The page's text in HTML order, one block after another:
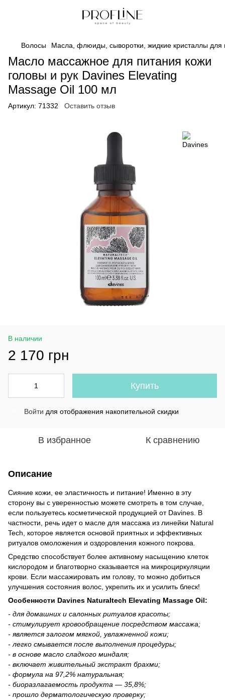
Волосы Масла, флюиды, сыворотки, жидкие кристаллы для
Масло массажное для питания кожи
головы и рук Davines Elevating
Massage Oil 100 мл
Артикул: 71332 Оставить отзыв
В наличии
2 170 грн
Купить
Войти для отображения накопительной скидки
В избранное К сравнению
Описание
Сияние кожи, ее эластичность и питание! Именно в эту
сторону вы с уверенностью можете смотреть в том случае,
если пользуетесь косметической продукцией от Davines. В
частности, речь идет о масле для массажа из линейки Natural
Tech, которое является основой приятных и эффективных
ритуалов омоложения и оздоровления кожного покрова.
Средство способствует более активному насыщению клеток
кислородом и благотворно сказывается на микроциркуляции
крови. Если массажировать им голову, то можно добиться
улучшения состояния волос, укрепить их и усилить блеск!
Особенности Davines Naturaltech Elevating Massage Oil:
- для домашних и салонных ритуалов красоты;
- стимулирует кровообращение посредством массажа;
- является залогом мягкой, увлажненной кожи;
- легко смывается после выполнения процедуры;
- в основе масло сладкого миндаля;
- включает живительный экстракт брахми;
- формула на 97,2% натуральная;
- биоразлагаемость продукта — 35,8%;
- прошло дерматологическую проверку;